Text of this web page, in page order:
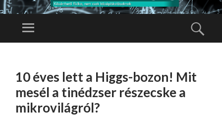
AZ
KT
Ó
Előadássorozat
Természettudományi
Kar Fizikai
Menü
TARTALOMHOZ
10 éves lett a Higgs-bozon! Mit
mesél a tinédzser részecske a
mikrovilágról?